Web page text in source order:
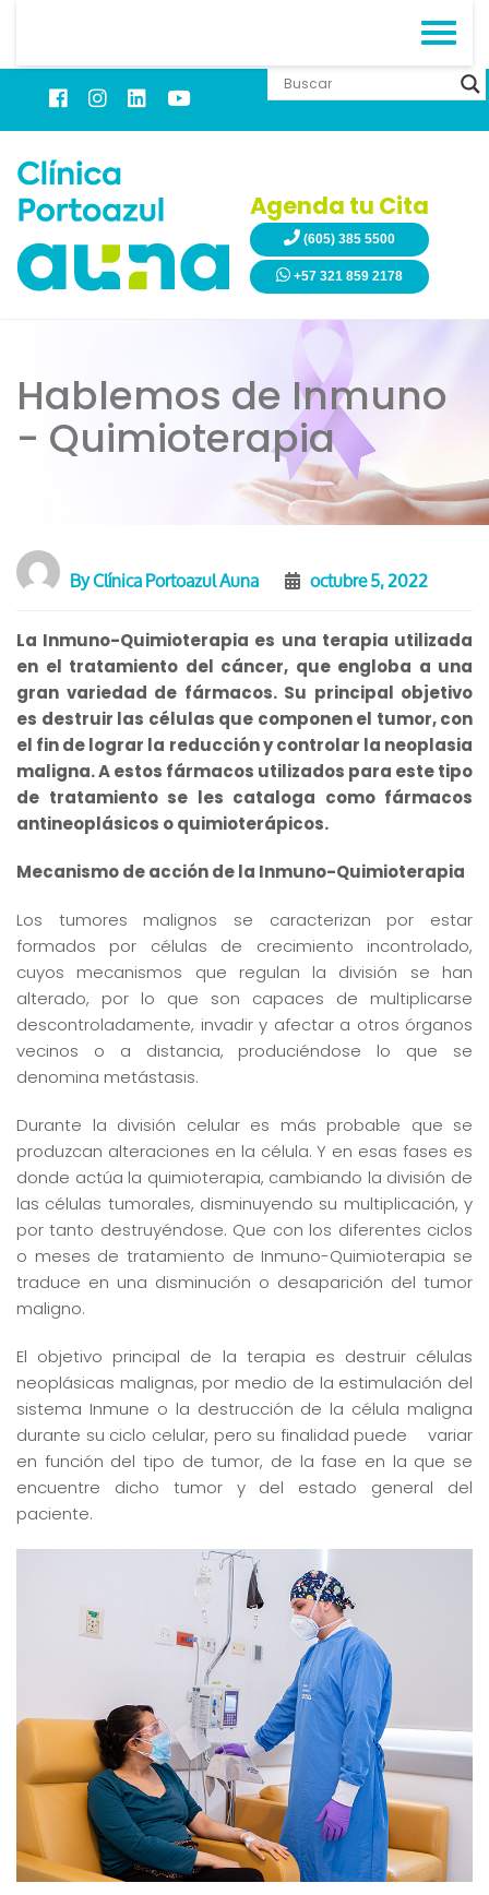
Agenda tu Cita
(605) 385 5500
+57 321 859 2178
Hablemos de Inmuno
- Quimioterapia
ByClínica Portoazul Auna octubre 5, 2022
La Inmuno-Quimioterapia es una terapia utilizada
en el tratamiento del cáncer, que engloba a una
gran variedad de fármacos. Su principal objetivo
es destruir las células que componen el tumor, con
el fin de lograr la reducción y controlar la neoplasia
maligna. A estos fármacos utilizados para este tipo
de tratamiento se les cataloga como fármacos
antineoplásicos o quimioterápicos.
Mecanismo de acción de la Inmuno-Quimioterapia
Los tumores malignos se caracterizan por estar
formados por células de crecimiento incontrolado,
cuyos mecanismos que regulan la división se han
alterado, por lo que son capaces de multiplicarse
descontroladamente, invadir y afectar a otros órganos
vecinos o a distancia, produciéndose lo que se
denomina metástasis.
Durante la división celular es más probable que se
produzcan alteraciones en la célula. Y en esas fases es
donde actúa la quimioterapia, cambiando la división de
las células tumorales, disminuyendo su multiplicación, y
por tanto destruyéndose. Que con los diferentes ciclos
o meses de tratamiento de Inmuno-Quimioterapia se
traduce en una disminución o desaparición del tumor
maligno.
El objetivo principal de la terapia es destruir células
neoplásicas malignas, por medio de la estimulación del
sistema Inmune o la destrucción de la célula maligna
durante su ciclo celular, pero su finalidad puede variar
en función del tipo de tumor, de la fase en la que se
encuentre dicho tumor y del estado general del
paciente.